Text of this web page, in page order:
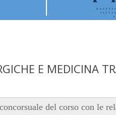
E MEDICINA
del corso con le